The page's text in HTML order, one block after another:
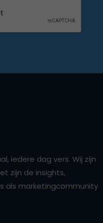
iedere dag vers. Wij zijn
zijn de insights,
als marketingcommunity